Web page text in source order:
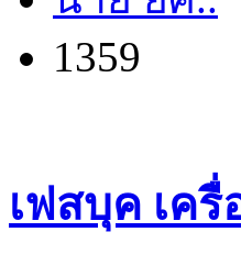
1359
เฟสบุค เครื่